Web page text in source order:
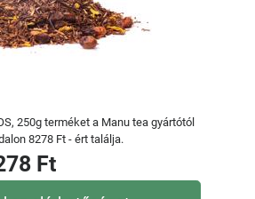
250g terméket a Manu tea gyártótól
8278 Ft - ért találja.
Ft